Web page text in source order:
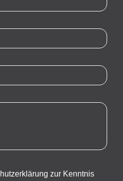
zur Kenntnis